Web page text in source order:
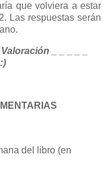
que volviera a estar
Las respuestas serán
Valoración
:)
del libro (en